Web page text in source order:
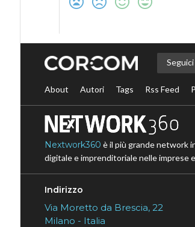
Seguici
About Autori Tags Rss Feed
Nextwork360 è il più grande network
digitale e imprenditoriale nelle imprese
Indirizzo
Via Moretto da Brescia, 22
Milano - Italia